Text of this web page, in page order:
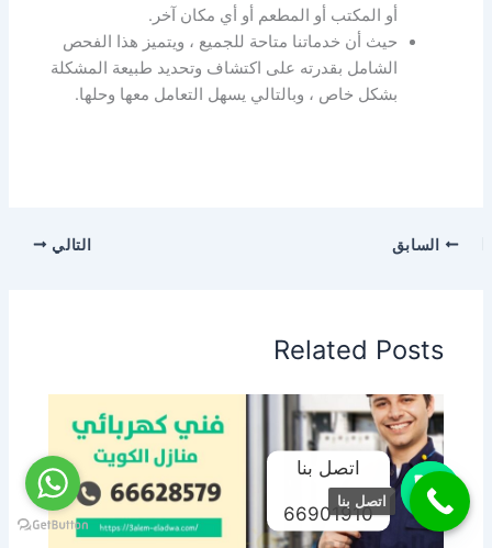
أو المكتب أو المطعم أو أي مكان آخر.
حيث أن خدماتنا متاحة للجميع ، ويتميز هذا الفحص
الشامل بقدرته على اكتشاف وتحديد طبيعة المشكلة
بشكل خاص ، وبالتالي يسهل التعامل معها وحلها.
السابق التالي
Related Posts
اتصل بنا
اتصل بنا
66901910